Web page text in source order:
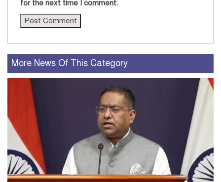
for the next time I comment.
More News Of This Category